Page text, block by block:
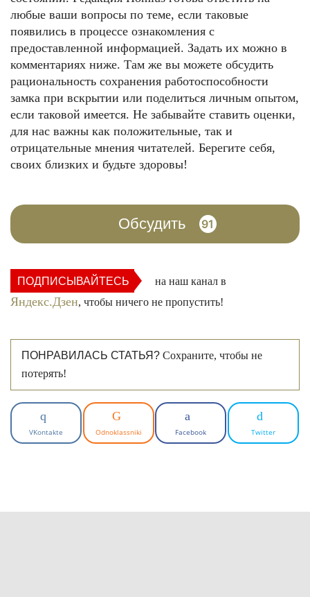
любые ваши вопросы по теме, если таковые
появились в процессе ознакомления с
предоставленной информацией. Задать их можно в
комментариях ниже. Там же вы можете обсудить
рациональность сохранения работоспособности
замка при вскрытии или поделиться личным опытом,
если таковой имеется. Не забывайте ставить оценки,
для нас важны как положительные, так и
отрицательные мнения читателей. Берегите себя,
своих близких и будьте здоровы!
Обсудить 91
ПОДПИСЫВАЙТЕСЬ на наш канал в
Яндекс.Дзен, чтобы ничего не пропустить!
ПОНРАВИЛАСЬ СТАТЬЯ? Сохраните, чтобы не
потерять!
VKontakte Odnoklassniki Facebook Twitter